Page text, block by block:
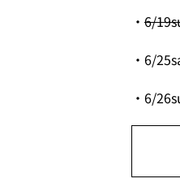
・ 6/
・6/
・6/